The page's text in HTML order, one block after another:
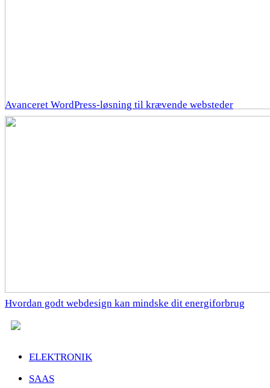
Avanceret WordPress-løsning til krævende websteder
Hvordan godt webdesign kan mindske dit energiforbrug
ELEKTRONIK
SAAS